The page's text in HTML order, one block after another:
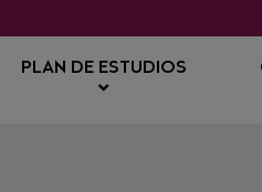
PLAN DE ESTUDIOS